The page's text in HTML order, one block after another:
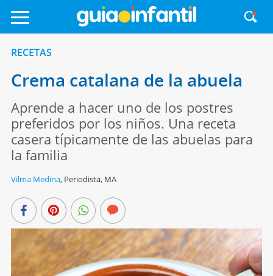
RECETAS
Crema catalana de la abuela
Aprende a hacer uno de los postres
preferidos por los niños. Una receta
casera típicamente de las abuelas para
la familia
Vilma Medina, Periodista, MA